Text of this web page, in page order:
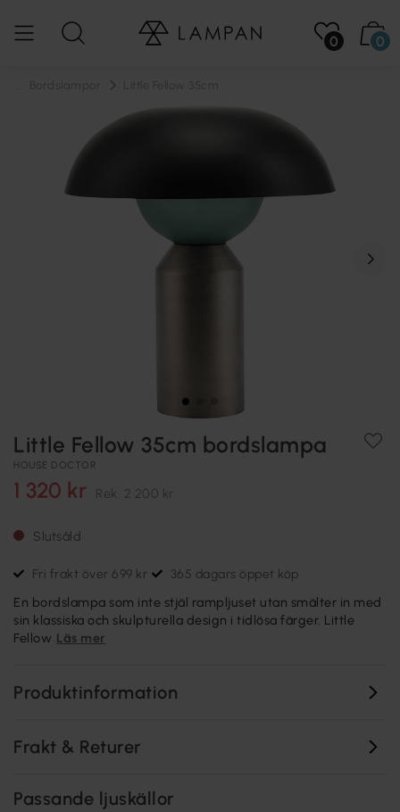
0 0
Little Fellow 35cm bordslampa
HOUSE DOCTOR
1 320 kr Rek. 2 200 kr
Slutsåld
Fri frakt över 699 kr 365 dagars öppet köp
En bordslampa som inte stjäl rampljuset utan smälter in med
sin klassiska och skulpturella design i tidlösa färger. Little
Fellow Läs mer
Produktinformation
Frakt & Returer
Passande ljuskällor